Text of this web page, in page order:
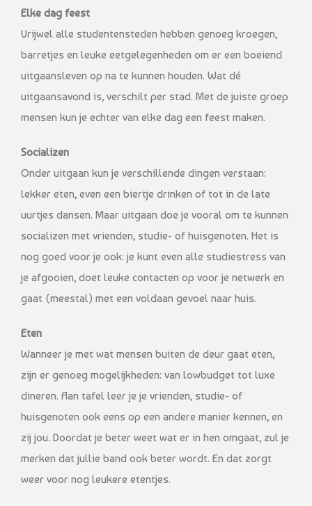
Elke dag feest
Vrijwel alle studentensteden hebben genoeg kroegen,
barretjes en leuke eetgelegenheden om er een boeiend
uitgaansleven op na te kunnen houden. Wat dé
uitgaansavond is, verschilt per stad. Met de juiste groep
mensen kun je echter van elke dag een feest maken.
Socializen
Onder uitgaan kun je verschillende dingen verstaan:
lekker eten, even een biertje drinken of tot in de late
uurtjes dansen. Maar uitgaan doe je vooral om te kunnen
socializen met vrienden, studie- of huisgenoten. Het is
nog goed voor je ook: je kunt even alle studiestress van
je afgooien, doet leuke contacten op voor je netwerk en
gaat (meestal) met een voldaan gevoel naar huis.
Eten
Wanneer je met wat mensen buiten de deur gaat eten,
zijn er genoeg mogelijkheden: van lowbudget tot luxe
dineren. Aan tafel leer je je vrienden, studie- of
huisgenoten ook eens op een andere manier kennen, en
zij jou. Doordat je beter weet wat er in hen omgaat, zul je
merken dat jullie band ook beter wordt. En dat zorgt
weer voor nog leukere etentjes.